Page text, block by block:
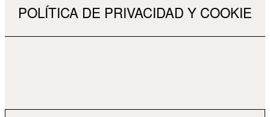
POLÍTICA DE PRIVACIDAD Y COOKIE